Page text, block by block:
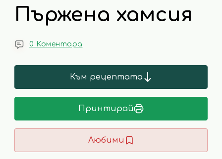
Пържена хамсия
0 Коментара
Към рецептата
Принтирай
Любими